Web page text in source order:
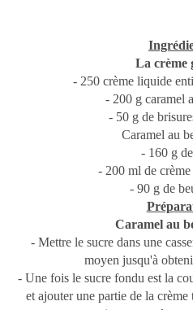
La crème
- 250 crème liquide
- 200 g caramel
- 50 g de
Caramel au
- 160 g
- 200 ml de
- 90 g de
Caramel au
- Mettre le sucre dans une
moyen jusqu'à
- Une fois le sucre fondu est la
et ajouter une partie de la